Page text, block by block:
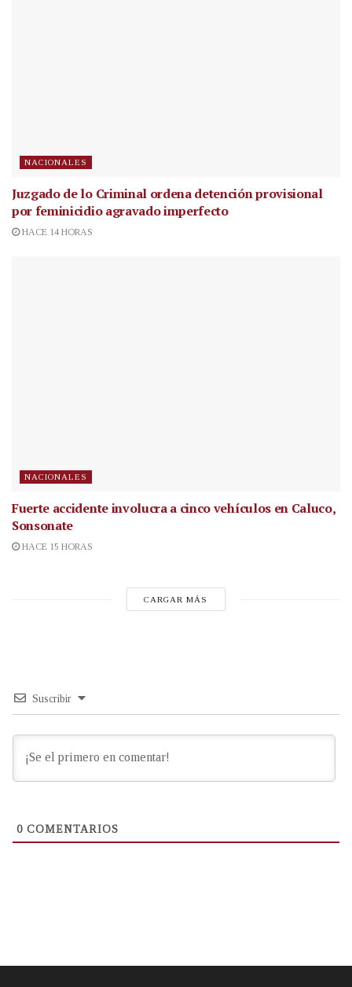
NACIONALES
Juzgado de lo Criminal ordena detención provisional
por feminicidio agravado imperfecto
HACE 14 HORAS
NACIONALES
Fuerte accidente involucra a cinco vehículos en Caluco,
Sonsonate
HACE 15 HORAS
CARGAR MÁS
Suscribir
0 COMENTARIOS